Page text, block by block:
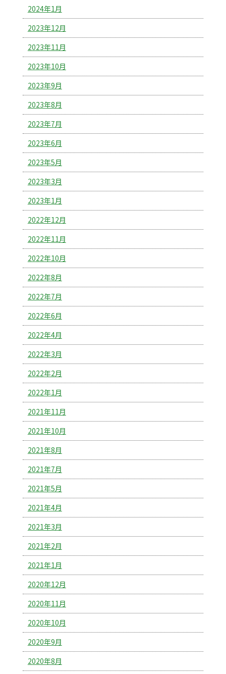
2024年1月
2023年12月
2023年11月
2023年10月
2023年9月
2023年8月
2023年7月
2023年6月
2023年5月
2023年3月
2023年1月
2022年12月
2022年11月
2022年10月
2022年8月
2022年7月
2022年6月
2022年4月
2022年3月
2022年2月
2022年1月
2021年11月
2021年10月
2021年8月
2021年7月
2021年5月
2021年4月
2021年3月
2021年2月
2021年1月
2020年12月
2020年11月
2020年10月
2020年9月
2020年8月